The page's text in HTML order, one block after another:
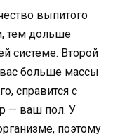
выпитого
тем дольше
системе. Второй
больше массы
справится с
— ваш пол. У
поэтому